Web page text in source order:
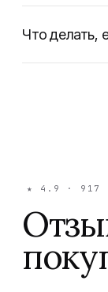
Что делать,
★ 4.9 · 917